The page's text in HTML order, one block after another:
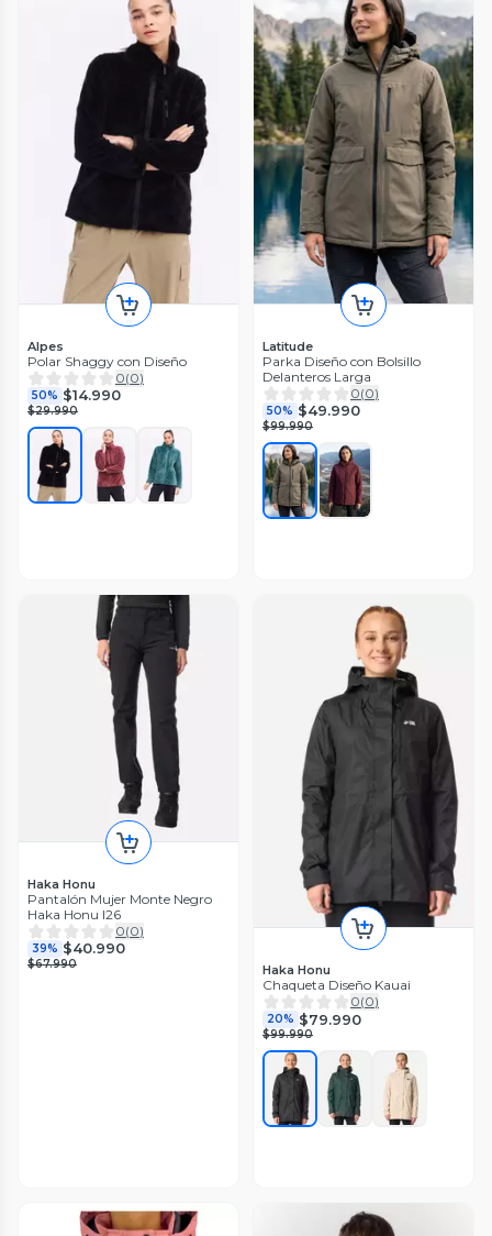
Alpes
Polar Shaggy con Diseño
0(0)
50% $14.990
$29.990
Latitude
Parka Diseño con Bolsillo
Delanteros Larga
0(0)
50% $49.990
$99.990
Haka Honu
Pantalón Mujer Monte Negro
Haka Honu I26
0(0)
39% $40.990
$67.990 Haka Honu
Chaqueta Diseño Kauai
0(0)
20% $79.990
$99.990